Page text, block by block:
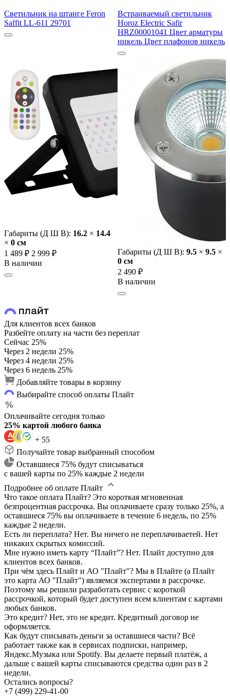
Светильник на штанге Feron
Saffit LL-611 29701
Габариты (Д Ш В): 16.2 × 14.4
× 0 cм
1 489 ₽ 2 999 ₽
В наличии
Встраиваемый светильник
Horoz Electric Safir
HRZ00001041 Цвет арматуры
никель Цвет плафонов никель
Габариты (Д Ш В): 9.5 × 9.5 ×
0 cм
2 490 ₽
В наличии
Для клиентов всех банков
Разбейте оплату на части без переплат
Сейчас 25%
Через 2 недели 25%
Через 4 недели 25%
Через 6 недель 25%
Добавляйте товары в корзину
Выбирайте способ оплаты Плайт
Оплачивайте сегодня только
25% картой любого банка
+ 55
Получайте товар выбранный способом
Оставшиеся 75% будут списываться
с вашей карты по 25% каждые 2 недели
Подробнее об оплате Плайт
Что такое оплата Плайт? Это короткая мгновенная
безпроцентная рассрочка. Вы оплачиваете сразу только 25%, а
оставшиеся 75% вы оплачиваете в течение 6 недель, по 25%
каждые 2 недели.
Есть ли переплата? Нет. Вы ничего не переплачиваетей. Нет
никаких скрытых комиссий.
Мне нужно иметь карту “Плайт”? Нет. Плайт доступно для
клиентов всех банков.
При чём здесь Плайт и АО "Плайт"? Мы в Плайте (а Плайт
это карта АО "Плайт") являемся экспертами в рассрочке.
Поэтому мы решили разработать сервис с короткой
рассрочкой, который будет доступен всем клиентам с картами
любых банков.
Это кредит? Нет, это не кредит. Кредитный договор не
оформляется.
Как будут списывать деньги за оставшиеся части? Всё
работает также как в сервисах подписки, например,
Яндекс.Музыка или Spotify. Вы делаете первый платёж, а
дальше с вашей карты списываются средства один раз в 2
недели.
Остались вопросы?
+7 (499) 229-41-00